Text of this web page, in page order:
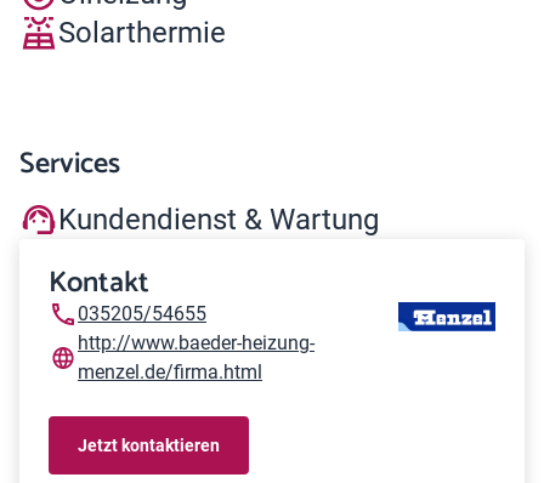
Solarthermie
Services
Kundendienst & Wartung
Kontakt
035205/54655
http://www.baeder-heizung-
menzel.de/firma.html
Jetzt kontaktieren